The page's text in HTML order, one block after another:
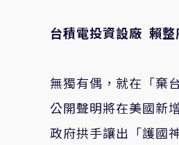
台積電投資設廠 賴整
無獨有偶，就在「棄
公開聲明將在美國新
政府拱手讓出「護國